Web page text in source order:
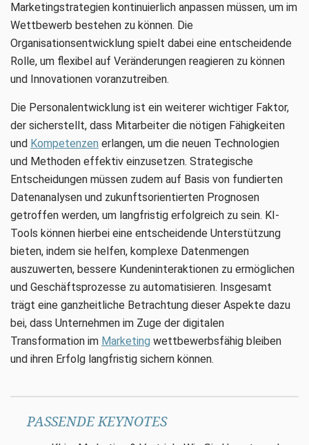
Marketingstrategien kontinuierlich anpassen müssen, um im
Wettbewerb bestehen zu können. Die
Organisationsentwicklung spielt dabei eine entscheidende
Rolle, um flexibel auf Veränderungen reagieren zu können
und Innovationen voranzutreiben.
Die Personalentwicklung ist ein weiterer wichtiger Faktor,
der sicherstellt, dass Mitarbeiter die nötigen Fähigkeiten
und Kompetenzen erlangen, um die neuen Technologien
und Methoden effektiv einzusetzen. Strategische
Entscheidungen müssen zudem auf Basis von fundierten
Datenanalysen und zukunftsorientierten Prognosen
getroffen werden, um langfristig erfolgreich zu sein. KI-
Tools können hierbei eine entscheidende Unterstützung
bieten, indem sie helfen, komplexe Datenmengen
auszuwerten, bessere Kundeninteraktionen zu ermöglichen
und Geschäftsprozesse zu automatisieren. Insgesamt
trägt eine ganzheitliche Betrachtung dieser Aspekte dazu
bei, dass Unternehmen im Zuge der digitalen
Transformation im Marketing wettbewerbsfähig bleiben
und ihren Erfolg langfristig sichern können.
PASSENDE KEYNOTES